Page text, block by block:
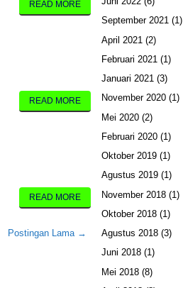
READ MORE
READ MORE
READ MORE
Postingan Lama →
September 2021 (1)
April 2021 (2)
Februari 2021 (1)
Januari 2021 (3)
November 2020 (1)
Mei 2020 (2)
Februari 2020 (1)
Oktober 2019 (1)
Agustus 2019 (1)
November 2018 (1)
Oktober 2018 (1)
Agustus 2018 (3)
Juni 2018 (1)
Mei 2018 (8)